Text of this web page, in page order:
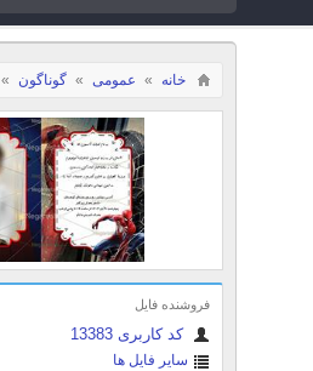
خانه » عمومی » گوناگون »
فروشنده فایل
کد کاربری 13383
سایر فایل ها